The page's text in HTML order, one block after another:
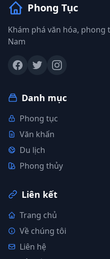
Phong Tục
Khám phá văn hóa, phong
Nam
Danh mục
Phong tục
Văn khấn
Du lịch
Phong thủy
Liên kết
Trang chủ
Về chúng tôi
Liên hệ